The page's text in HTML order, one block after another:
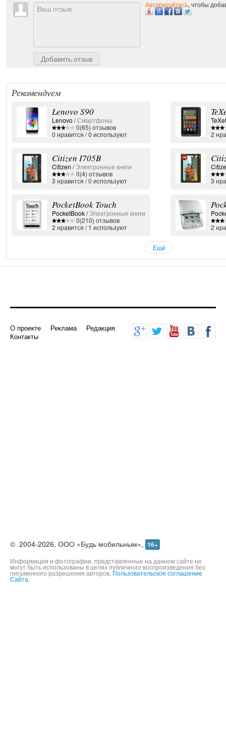
Добавить отзыв
Авторизуйтесь, чтобы
Рекомендуем
Lenovo S90
Lenovo /Смартфоны
0(65) отзывов
0 нравится /0 используют
Citizen I705B
Citizen /Электронные книги
0(4) отзывов
3 нравится /0 используют
PocketBook Touch
PocketBook/Электронные книги
0(210) отзывов
2 нравится /1 используют
TeXet
2
3
2
Ещё
О проекте Реклама
Редакция
Контакты
© 2004-2026, ООО «Будь мобильным», 16+
Информация и фотографии, представленные на данном сайте не
могут быть использованы в целях публичного воспроизведения без
письменного разрешения авторов. Пользовательское соглашение
Сайта.